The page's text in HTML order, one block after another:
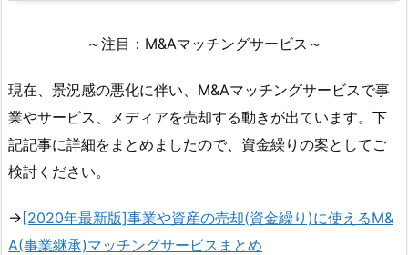
～注目：M&Aマッチングサービス～
現在、景況感の悪化に伴い、M&Aマッチングサービスで事
業やサービス、メディアを売却する動きが出ています。下
記記事に詳細をまとめましたので、資金繰りの案としてご
検討ください。
→[2020年最新版]事業や資産の売却(資金繰り)に使えるM&
A(事業継承)マッチングサービスまとめ